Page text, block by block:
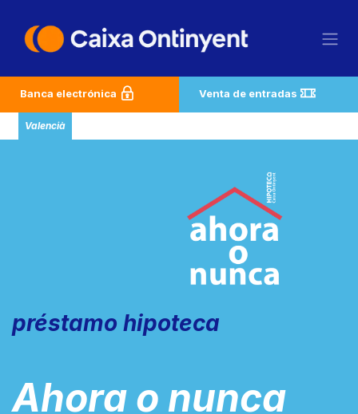
Banca electrónica Venta de entradas
Valencià
préstamo hipoteca
Ahora o nunca